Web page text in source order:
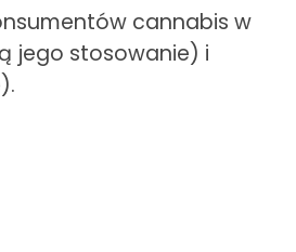
cannabis w
jego stosowanie) i